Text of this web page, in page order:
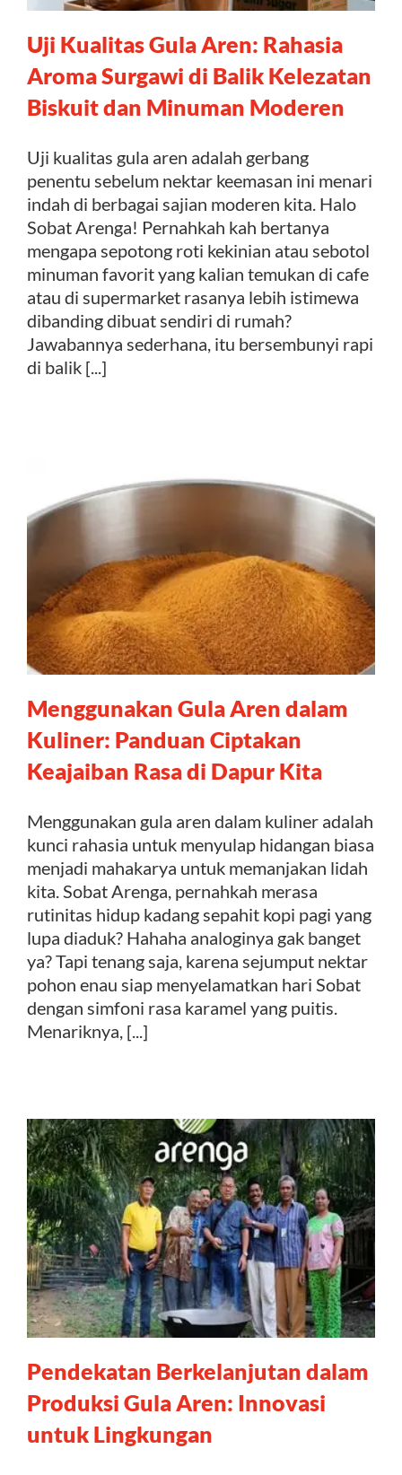
Kontak
Uji Kualitas Gula Aren: Rahasia
Aroma Surgawi di Balik Kelezatan
Biskuit dan Minuman Moderen
Uji kualitas gula aren adalah gerbang
penentu sebelum nektar keemasan ini menari
indah di berbagai sajian moderen kita. Halo
Sobat Arenga! Pernahkah kah bertanya
mengapa sepotong roti kekinian atau sebotol
minuman favorit yang kalian temukan di cafe
atau di supermarket rasanya lebih istimewa
dibanding dibuat sendiri di rumah?
Jawabannya sederhana, itu bersembunyi rapi
di balik [...]
Menggunakan Gula Aren dalam
Kuliner: Panduan Ciptakan
Keajaiban Rasa di Dapur Kita
Menggunakan gula aren dalam kuliner adalah
kunci rahasia untuk menyulap hidangan biasa
menjadi mahakarya untuk memanjakan lidah
kita. Sobat Arenga, pernahkah merasa
rutinitas hidup kadang sepahit kopi pagi yang
lupa diaduk? Hahaha analoginya gak banget
ya? Tapi tenang saja, karena sejumput nektar
pohon enau siap menyelamatkan hari Sobat
dengan simfoni rasa karamel yang puitis.
Menariknya, [...]
Pendekatan Berkelanjutan dalam
Produksi Gula Aren: Innovasi
untuk Lingkungan